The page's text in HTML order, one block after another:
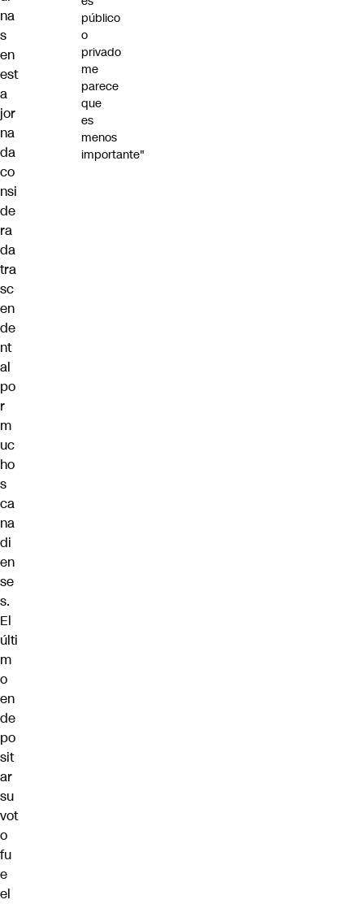
na
s
en
est
a
jor
na
da
co
nsi
de
ra
da
tra
sc
en
de
nt
al
po
r
m
uc
ho
s
ca
na
di
en
se
s.
El
últi
m
o
en
de
po
sit
ar
su
vot
o
fu
e
el
público
o
privado
me
parece
que
es
menos
importante"